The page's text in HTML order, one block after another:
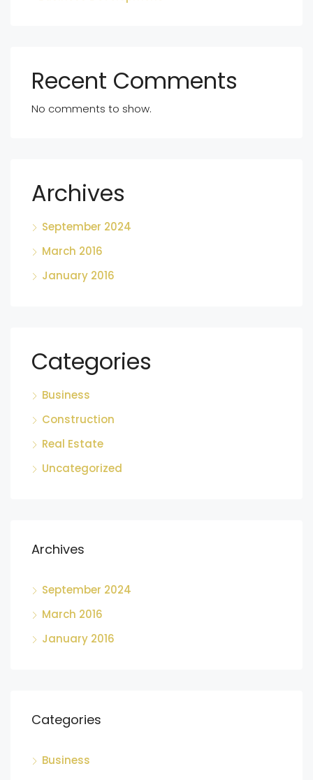
Recent Comments
No comments to show.
Archives
September 2024
March 2016
January 2016
Categories
Business
Construction
Real Estate
Uncategorized
Archives
September 2024
March 2016
January 2016
Categories
Business